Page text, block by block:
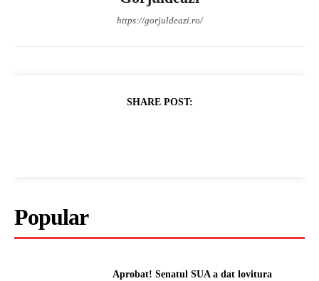
https://gorjuldeazi.ro/
SHARE POST:
Popular
Aprobat! Senatul SUA a dat lovitura